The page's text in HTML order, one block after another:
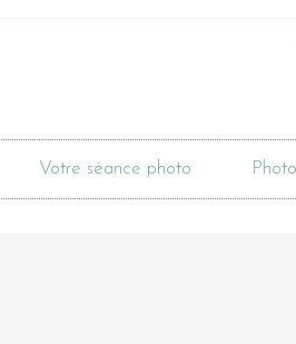
Votre séance photo